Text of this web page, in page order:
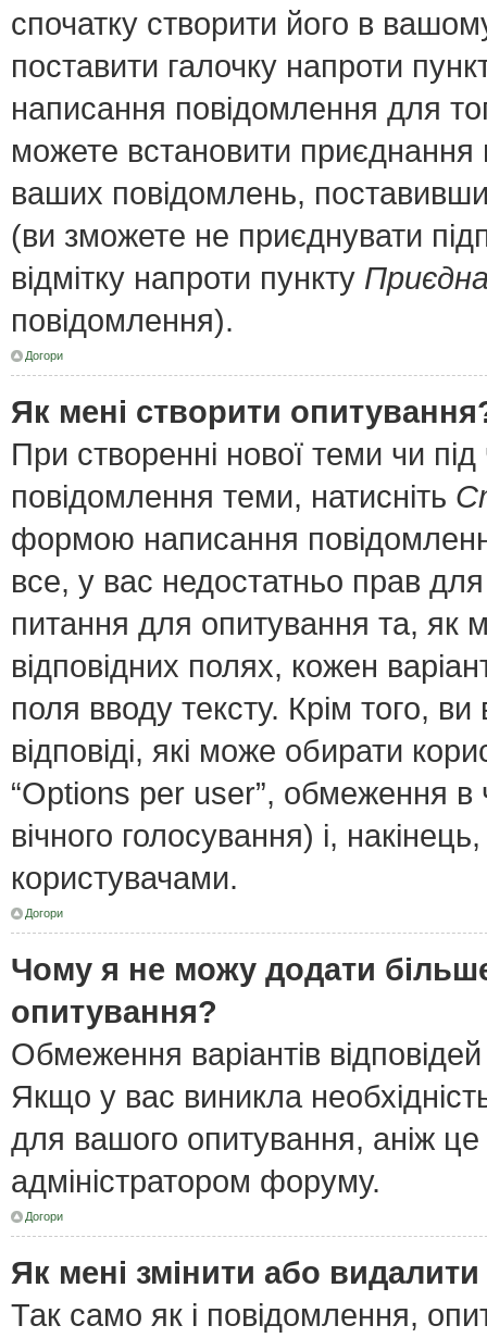
спочатку створити його в
поставити галочку напроти
написання повідомлення для
можете встановити приєднання
ваших повідомлень, поставивши
(ви зможете не приєднувати
відмітку напроти пункту
повідомлення).
Догори
Як мені створити
При створенні нової теми чи
повідомлення теми, натисніть
формою написання
все, у вас недостатньо прав
питання для опитування та, як
відповідних полях, кожен
поля вводу тексту. Крім того, ви
відповіді, які може обирати
“Options per user”, обмеження в
вічного голосування) і,
користувачами.
Догори
Чому я не можу додати
опитування?
Обмеження варіантів
Якщо у вас виникла
для вашого опитування, аніж
адміністратором форуму.
Догори
Як мені змінити або
Так само як і повідомлення,